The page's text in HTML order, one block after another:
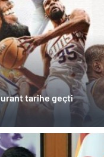
tarihe geçti